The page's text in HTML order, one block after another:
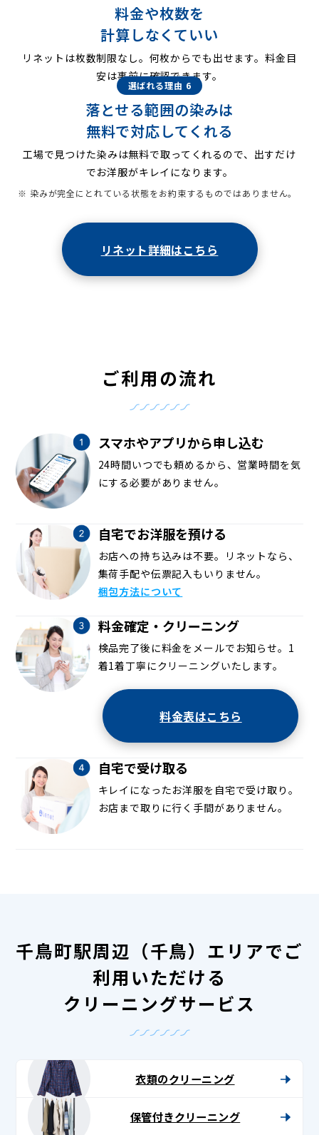
料金や枚数を
計算しなくていい
リネットは枚数制限なし。何枚からでも出せます。料金目
安は事前に確認できます。
選ばれる理由 6
落とせる範囲の染みは
無料で対応してくれる
工場で見つけた染みは無料で取ってくれるので、出すだけ
でお洋服がキレイになります。
※ 染みが完全にとれている状態をお約束するものではありません。
リネット詳細はこちら
ご利用の流れ
スマホやアプリから申し込む
24時間いつでも頼めるから、営業時間を気
にする必要がありません。
自宅でお洋服を預ける
お店への持ち込みは不要。リネットなら、
集荷手配や伝票記入もいりません。
梱包方法について
料金確定・クリーニング
検品完了後に料金をメールでお知らせ。1
着1着丁寧にクリーニングいたします。
料金表はこちら
自宅で受け取る
キレイになったお洋服を自宅で受け取り。
お店まで取りに行く手間がありません。
千鳥町駅周辺（千鳥）エリアでご
利用いただける
クリーニングサービス
衣類のクリーニング
保管付きクリーニング